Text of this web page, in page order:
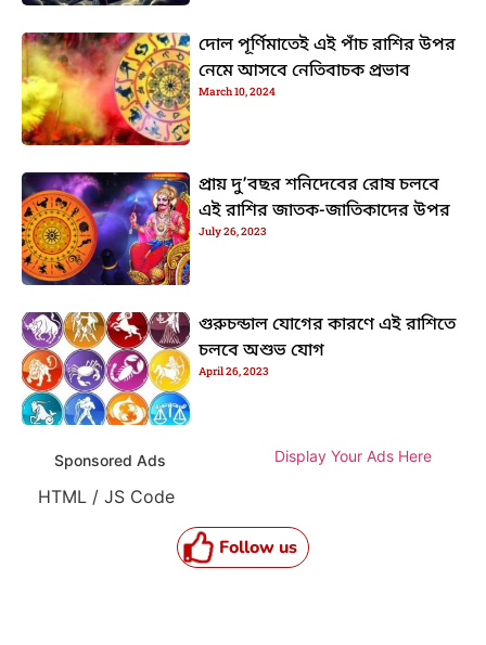
দোল পূর্ণিমাতেই এই পাঁচ রাশির উপর
নেমে আসবে নেতিবাচক প্রভাব
March 10, 2024
প্রায় দু’বছর শনিদেবের রোষ চলবে
এই রাশির জাতক-জাতিকাদের উপর
July 26, 2023
গুরুচন্ডাল যোগের কারণে এই রাশিতে
চলবে অশুভ যোগ
April 26, 2023
Sponsored Ads Display Your Ads Here
HTML / JS Code
Follow us